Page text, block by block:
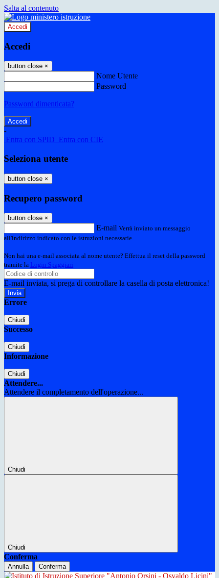
Salta al contenuto
Accedi
Accedi
button close ×
Nome Utente
Password
Password dimenticata?
-
Entra con SPID Entra con CIE
Seleziona utente
button close ×
Recupero password
button close ×
E-mail Verrà inviato un messaggio
all'indirizzo indicato con le istruzioni necessarie.
Non hai una e-mail associata al nome utente? Effettua il reset della password
tramite la Login Spaggiari
E-mail inviata, si prega di controllare la casella di posta elettronica!
Errore
Chiudi
Successo
Chiudi
Informazione
Chiudi
Attendere...
Attendere il completamento dell'operazione...
Chiudi
Chiudi
Conferma
Annulla Conferma